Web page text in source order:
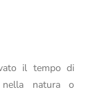
il tempo di
nella natura o